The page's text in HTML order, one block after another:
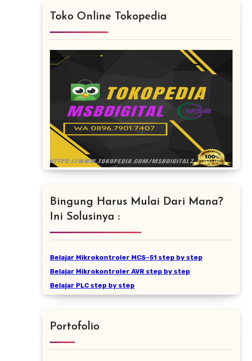
Toko Online Tokopedia
Bingung Harus Mulai Dari Mana?
Ini Solusinya :
Belajar Mikrokontroler MCS-51 step by step
Belajar Mikrokontroler AVR step by step
Belajar PLC step by step
Portofolio